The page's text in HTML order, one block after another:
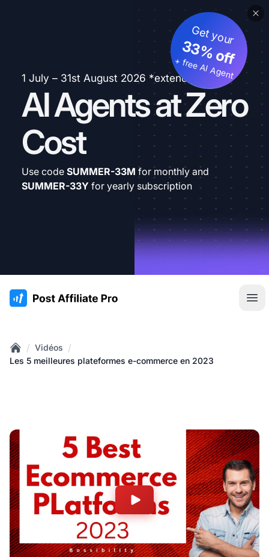
1 July – 31st August 2026 *extended
AI Agents at Zero
Cost
Get your
33% off
+ free AI Agent
Use code SUMMER-33M for monthly and
SUMMER-33Y for yearly subscription
:site.title
Home
/ Vidéos /
Les 5 meilleures plateformes e-commerce en 2023